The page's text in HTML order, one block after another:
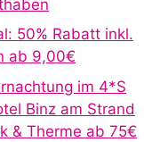
50% Rabatt inkl.
ab 9,00€
im 4*S
Binz am Strand
& Therme ab 75€